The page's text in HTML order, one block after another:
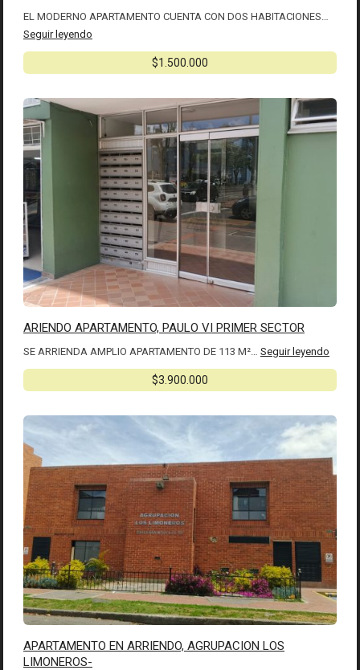
EL MODERNO APARTAMENTO CUENTA CON DOS HABITACIONES…
Seguir leyendo
$1.500.000
ARIENDO APARTAMENTO, PAULO VI PRIMER SECTOR
SE ARRIENDA AMPLIO APARTAMENTO DE 113 M²… Seguir leyendo
$3.900.000
APARTAMENTO EN ARRIENDO, AGRUPACION LOS
LIMONEROS-